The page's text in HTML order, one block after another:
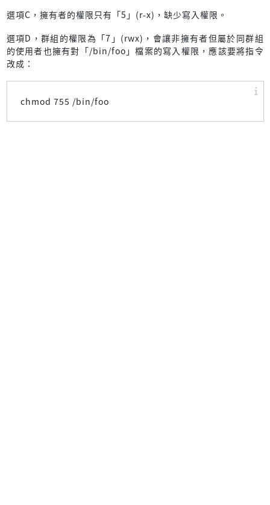
選項C，擁有者的權限只有「5」(r-x)，缺少寫入權限。
選項D，群組的權限為「7」(rwx)，會讓非擁有者但屬於同群組
的使用者也擁有對「/bin/foo」檔案的寫入權限，應該要將指令
改成：
chmod 755 /bin/foo